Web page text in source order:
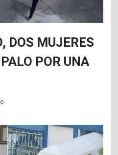
DOS MUJERES
POR UNA